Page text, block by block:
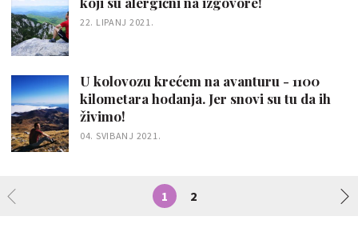
22. LIPANJ 2021.
U kolovozu krećem na avanturu - 1100
kilometara hodanja. Jer snovi su tu da ih
živimo!
04. SVIBANJ 2021.
1 2